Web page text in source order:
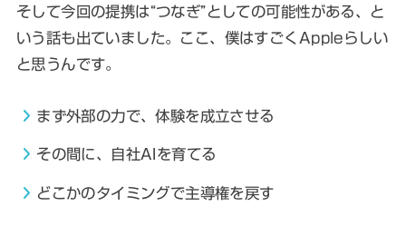
そして今回の提携は“つなぎ”としての可能性がある、と
いう話も出ていました。ここ、僕はすごくAppleらしい
と思うんです。
まず外部の力で、体験を成立させる
その間に、自社AIを育てる
どこかのタイミングで主導権を戻す